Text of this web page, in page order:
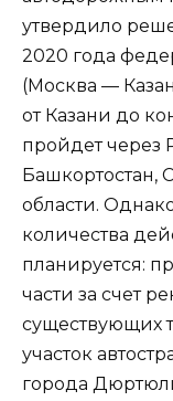
утвердило
2020 года
(Москва —
от Казани до
пройдет через
Башкортостан,
области.
количества
планируется:
части за счет
существующих
участок
города